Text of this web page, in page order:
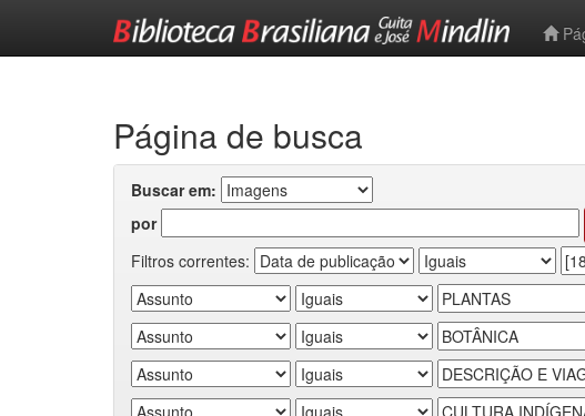
Página de busca
Buscar em:
por
Filtros correntes: